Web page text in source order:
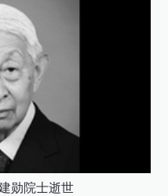
勋院士逝世